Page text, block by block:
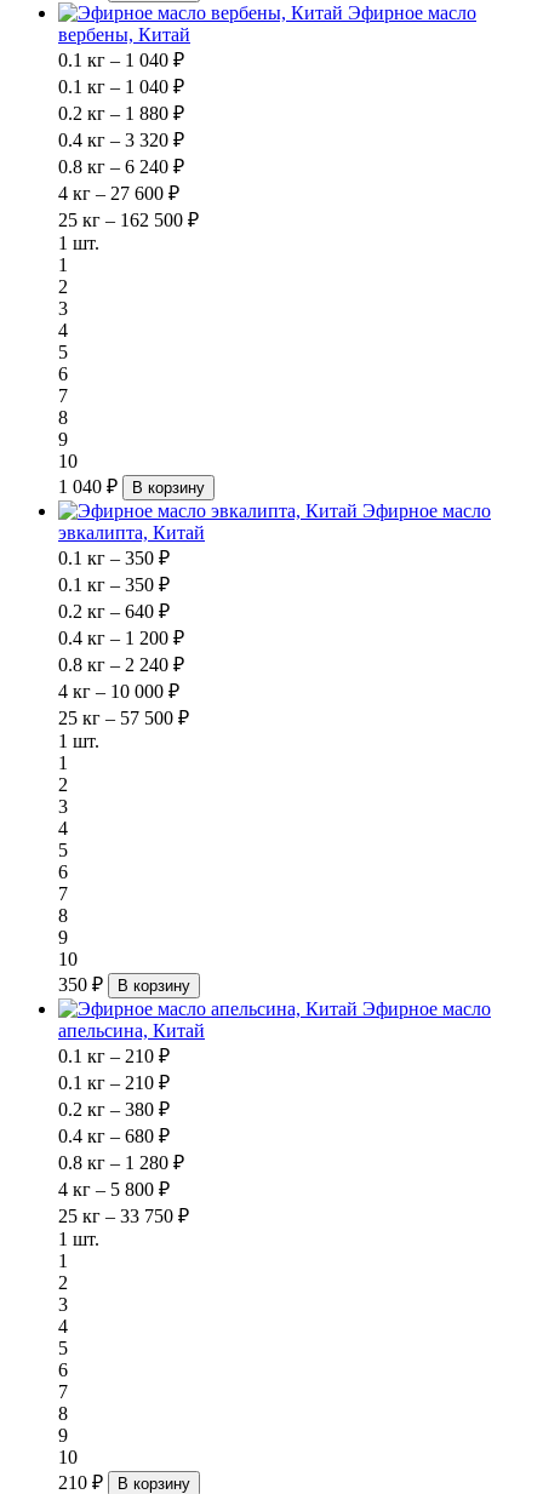
Эфирное масло
вербены, Китай
0.1 кг – 1 040 ₽
0.1 кг – 1 040 ₽
0.2 кг – 1 880 ₽
0.4 кг – 3 320 ₽
0.8 кг – 6 240 ₽
4 кг – 27 600 ₽
25 кг – 162 500 ₽
1 шт.
1
2
3
4
5
6
7
8
9
10
1 040 ₽
В корзину
Эфирное масло
эвкалипта, Китай
0.1 кг – 350 ₽
0.1 кг – 350 ₽
0.2 кг – 640 ₽
0.4 кг – 1 200 ₽
0.8 кг – 2 240 ₽
4 кг – 10 000 ₽
25 кг – 57 500 ₽
1 шт.
1
2
3
4
5
6
7
8
9
10
350 ₽
В корзину
Эфирное масло
апельсина, Китай
0.1 кг – 210 ₽
0.1 кг – 210 ₽
0.2 кг – 380 ₽
0.4 кг – 680 ₽
0.8 кг – 1 280 ₽
4 кг – 5 800 ₽
25 кг – 33 750 ₽
1 шт.
1
2
3
4
5
6
7
8
9
10
210 ₽
В корзину